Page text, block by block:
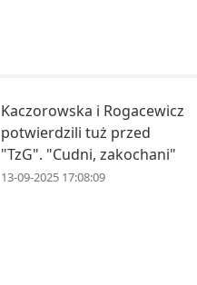
Kaczorowska i Rogacewicz
potwierdzili tuż przed
"TzG". "Cudni, zakochani"
13-09-2025 17:08:09